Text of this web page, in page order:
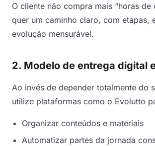
O cliente não compra mais “horas de
quer um caminho claro, com etapas,
evolução mensurável.
2. Modelo de entrega digital
Ao invés de depender totalmente do
utilize plataformas como o Evolutto
Organizar conteúdos e materiais
Automatizar partes da jornada